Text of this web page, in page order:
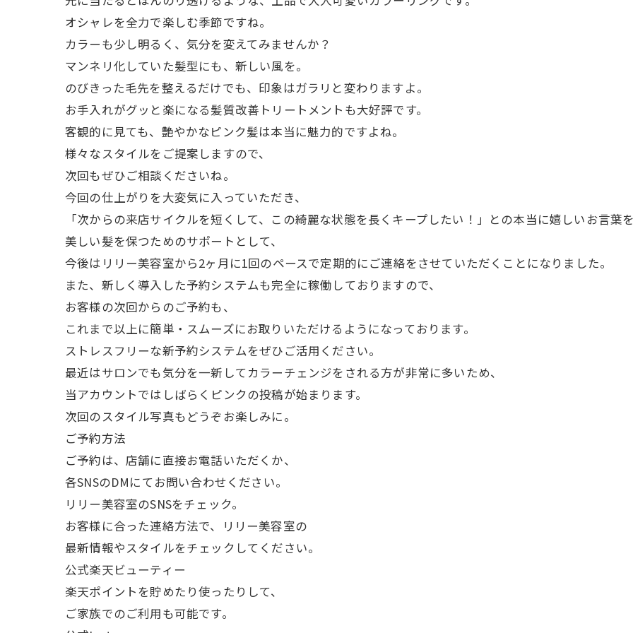
オシャレを全力で楽しむ季節ですね。
カラーも少し明るく、気分を変えてみませんか？
マンネリ化していた髪型にも、新しい風を。
のびきった毛先を整えるだけでも、印象はガラリと変わりますよ。
お手入れがグッと楽になる髪質改善トリートメントも大好評です。
客観的に見ても、艶やかなピンク髪は本当に魅力的ですよね。
様々なスタイルをご提案しますので、
次回もぜひご相談くださいね。
今回の仕上がりを大変気に入っていただき、
「次からの来店サイクルを短くして、この綺麗な状態を長くキープしたい！」との本当に嬉しいお言葉
美しい髪を保つためのサポートとして、
今後はリリー美容室から2ヶ月に1回のペースで定期的にご連絡をさせていただくことになりました。
また、新しく導入した予約システムも完全に稼働しておりますので、
お客様の次回からのご予約も、
これまで以上に簡単・スムーズにお取りいただけるようになっております。
ストレスフリーな新予約システムをぜひご活用ください。
最近はサロンでも気分を一新してカラーチェンジをされる方が非常に多いため、
当アカウントではしばらくピンクの投稿が始まります。
次回のスタイル写真もどうぞお楽しみに。
ご予約方法
ご予約は、店舗に直接お電話いただくか、
各SNSのDMにてお問い合わせください。
リリー美容室のSNSをチェック。
お客様に合った連絡方法で、リリー美容室の
最新情報やスタイルをチェックしてください。
公式楽天ビューティー
楽天ポイントを貯めたり使ったりして、
ご家族でのご利用も可能です。